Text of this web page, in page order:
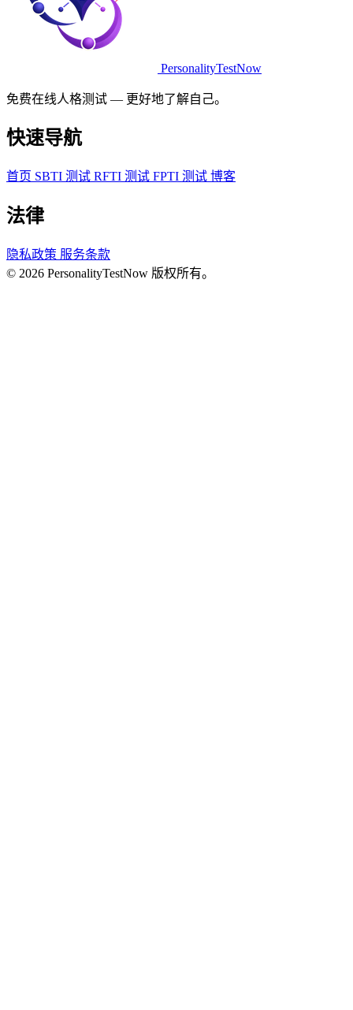
PersonalityTestNow
免费在线人格测试 — 更好地了解自己。
快速导航
首页 SBTI 测试 RFTI 测试 FPTI 测试 博客
法律
隐私政策 服务条款
© 2026 PersonalityTestNow 版权所有。